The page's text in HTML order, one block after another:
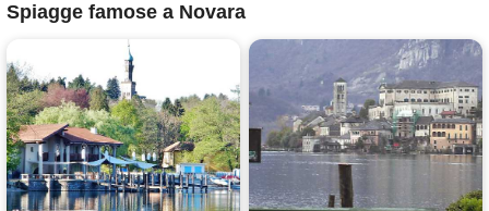
Spiagge famose a Novara